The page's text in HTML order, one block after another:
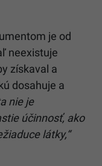
je od
neexistuje
získaval a
dosahuje a
nie je
účinnosť, ako
látky,“